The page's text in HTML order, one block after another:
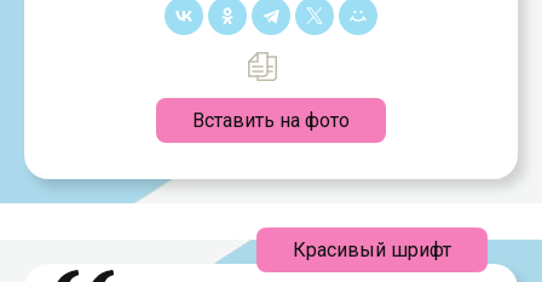
Вставить на фото
Красивый шрифт